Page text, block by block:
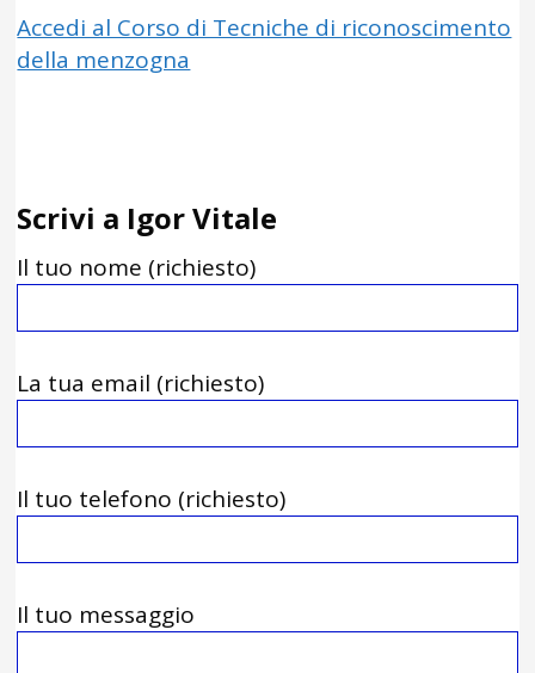
Accedi al Corso di Tecniche di riconoscimento
della menzogna
Scrivi a Igor Vitale
Il tuo nome (richiesto)
La tua email (richiesto)
Il tuo telefono (richiesto)
Il tuo messaggio